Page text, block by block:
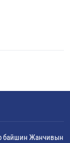
байшин Жанчивын